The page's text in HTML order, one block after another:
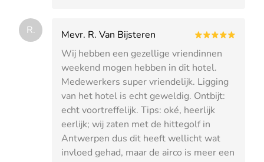
R.
Mevr. R. Van Bijsteren
Wij hebben een gezellige vriendinnen
weekend mogen hebben in dit hotel.
Medewerkers super vriendelijk. Ligging
van het hotel is echt geweldig. Ontbijt:
echt voortreffelijk. Tips: oké, heerlijk
eerlijk; wij zaten met de hittegolf in
Antwerpen dus dit heeft wellicht wat
invloed gehad, maar de airco is meer een